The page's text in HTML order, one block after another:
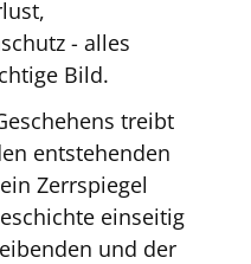
- alles
Bild.
treibt
entstehenden
Zerrspiegel
einseitig
und der